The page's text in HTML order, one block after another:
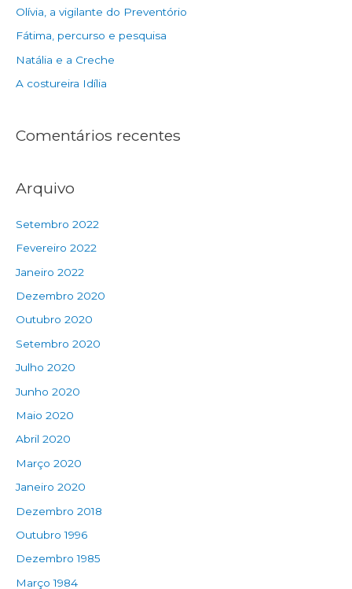
Olívia, a vigilante do Preventório
Fátima, percurso e pesquisa
Natália e a Creche
A costureira Idília
Comentários recentes
Arquivo
Setembro 2022
Fevereiro 2022
Janeiro 2022
Dezembro 2020
Outubro 2020
Setembro 2020
Julho 2020
Junho 2020
Maio 2020
Abril 2020
Março 2020
Janeiro 2020
Dezembro 2018
Outubro 1996
Dezembro 1985
Março 1984